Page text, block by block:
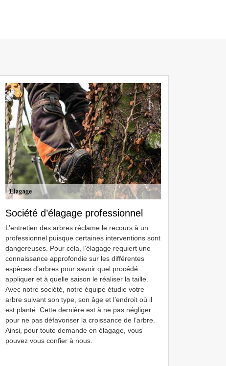
Société d’élagage professionnel
L’entretien des arbres réclame le recours à un
professionnel puisque certaines interventions sont
dangereuses. Pour cela, l’élagage requiert une
connaissance approfondie sur les différentes
espèces d’arbres pour savoir quel procédé
appliquer et à quelle saison le réaliser la taille.
Avec notre société, notre équipe étudie votre
arbre suivant son type, son âge et l’endroit où il
est planté. Cette dernière est à ne pas négliger
pour ne pas défavoriser la croissance de l’arbre.
Ainsi, pour toute demande en élagage, vous
pouvez vous confier à nous.